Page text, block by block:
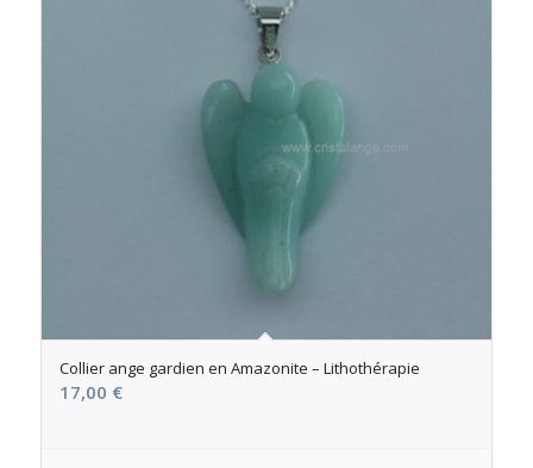
Collier ange gardien en Amazonite – Lithothérapie
17,00 €